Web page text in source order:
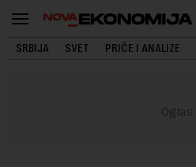
SRBIJA SVET PRIČE I ANALIZE